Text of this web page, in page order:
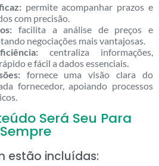
permite acompanhar prazos e
com precisão.
facilita a análise de preços e
negociações mais vantajosas.
centraliza informações,
e fácil a dados essenciais.
fornece uma visão clara do
fornecedor, apoiando processos
Será Seu Para
Sempre
estão incluídas: